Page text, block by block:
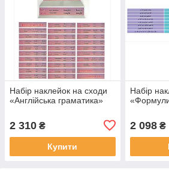
Набір наклейок на сходи
«Англійська граматика»
2 310 ₴
Купити
Набір
2 098₴